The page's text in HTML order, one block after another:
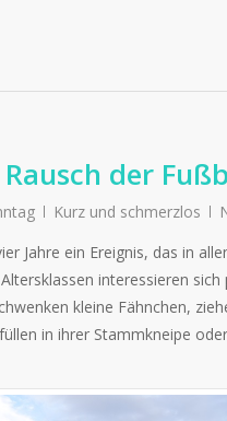
der
Kurz und schmerzlos
Jahre ein Ereignis, das in
interessieren
kleine Fähnchen,
in ihrer Stammkneipe